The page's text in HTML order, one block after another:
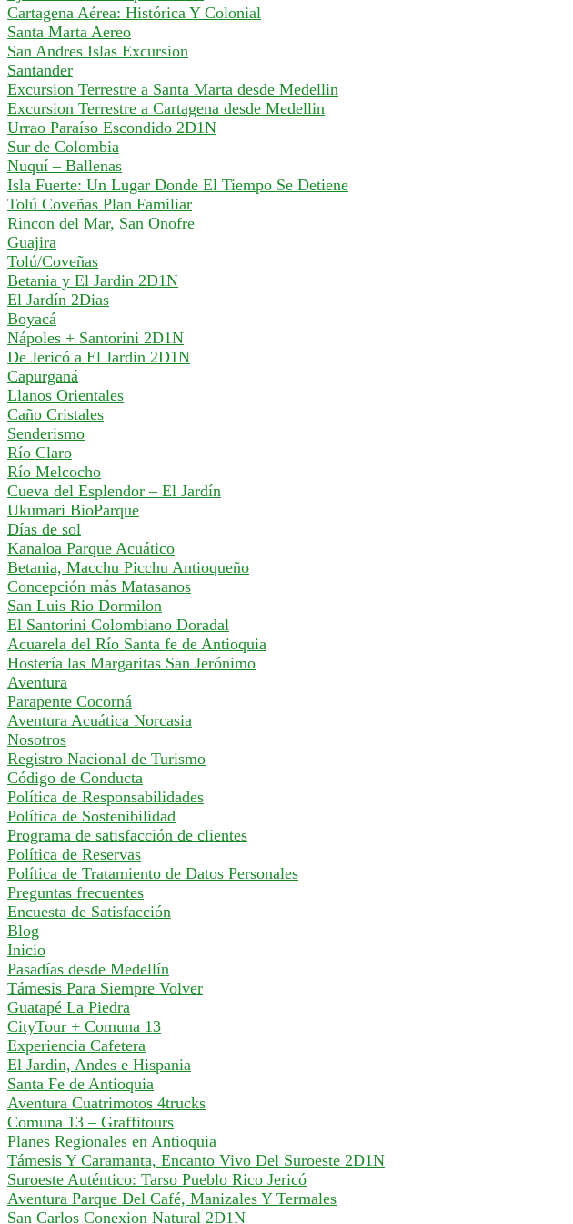
Cartagena Aérea: Histórica Y Colonial
Santa Marta Aereo
San Andres Islas Excursion
Santander
Excursion Terrestre a Santa Marta desde Medellin
Excursion Terrestre a Cartagena desde Medellin
Urrao Paraíso Escondido 2D1N
Sur de Colombia
Nuquí – Ballenas
Isla Fuerte: Un Lugar Donde El Tiempo Se Detiene
Tolú Coveñas Plan Familiar
Rincon del Mar, San Onofre
Guajira
Tolú/Coveñas
Betania y El Jardin 2D1N
El Jardín 2Dias
Boyacá
Nápoles + Santorini 2D1N
De Jericó a El Jardin 2D1N
Capurganá
Llanos Orientales
Caño Cristales
Senderismo
Río Claro
Río Melcocho
Cueva del Esplendor – El Jardín
Ukumari BioParque
Días de sol
Kanaloa Parque Acuático
Betania, Macchu Picchu Antioqueño
Concepción más Matasanos
San Luis Rio Dormilon
El Santorini Colombiano Doradal
Acuarela del Río Santa fe de Antioquia
Hostería las Margaritas San Jerónimo
Aventura
Parapente Cocorná
Aventura Acuática Norcasia
Nosotros
Registro Nacional de Turismo
Código de Conducta
Política de Responsabilidades
Política de Sostenibilidad
Programa de satisfacción de clientes
Política de Reservas
Política de Tratamiento de Datos Personales
Preguntas frecuentes
Encuesta de Satisfacción
Blog
Inicio
Pasadías desde Medellín
Támesis Para Siempre Volver
Guatapé La Piedra
CityTour + Comuna 13
Experiencia Cafetera
El Jardin, Andes e Hispania
Santa Fe de Antioquia
Aventura Cuatrimotos 4trucks
Comuna 13 – Graffitours
Planes Regionales en Antioquia
Támesis Y Caramanta, Encanto Vivo Del Suroeste 2D1N
Suroeste Auténtico: Tarso Pueblo Rico Jericó
Aventura Parque Del Café, Manizales Y Termales
San Carlos Conexion Natural 2D1N